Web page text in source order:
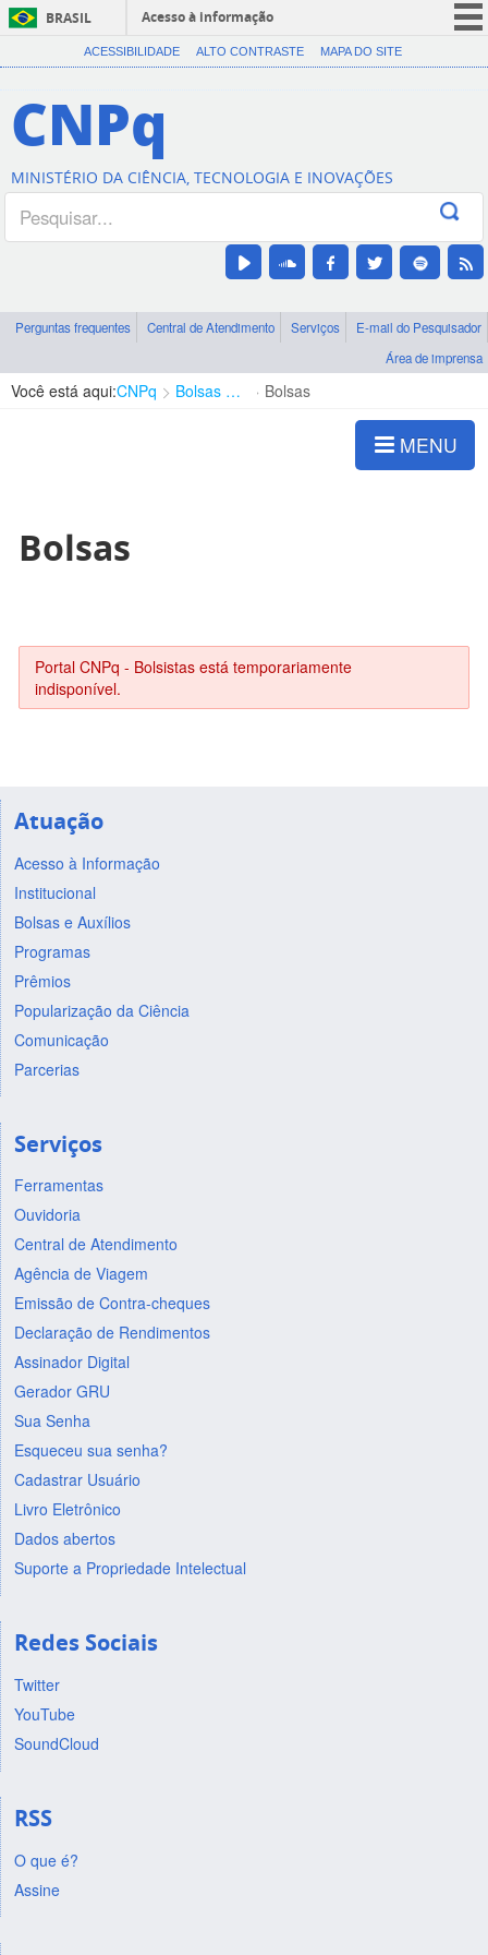
BRASIL
Acesso à informação
CORONAVÍRUS (COVID-19)
Canais
ACESSIBILIDADE ALTO CONTRASTE MAPA DO SITE
CNPq
MINISTÉRIO DA CIÊNCIA, TECNOLOGIA E INOVAÇÕES
Perguntas frequentes Central de Atendimento Serviços
E-mail do Pesquisador
Área de imprensa
Você está aqui:CNPq Bolsas e Auxílios Vigentes Bolsas
MENU
Bolsas
Portal CNPq - Bolsistas está temporariamente
indisponível.
Atuação
Acesso à Informação
Institucional
Bolsas e Auxílios
Programas
Prêmios
Popularização da Ciência
Comunicação
Parcerias
Serviços
Ferramentas
Ouvidoria
Central de Atendimento
Agência de Viagem
Emissão de Contra-cheques
Declaração de Rendimentos
Assinador Digital
Gerador GRU
Sua Senha
Esqueceu sua senha?
Cadastrar Usuário
Livro Eletrônico
Dados abertos
Suporte a Propriedade Intelectual
Redes Sociais
Twitter
YouTube
SoundCloud
RSS
O que é?
Assine